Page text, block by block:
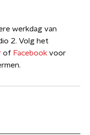
werkdag van
2. Volg het
of Facebook voor